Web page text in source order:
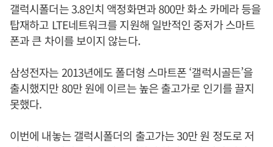
갤럭시폴더는 3.8인치 액정화면과 800만 화소 카메라 등을
탑재하고 LTE네트워크를 지원해 일반적인 중저가 스마트
폰과 큰 차이를 보이지 않는다.
삼성전자는 2013년에도 폴더형 스마트폰 ‘갤럭시골든’을
출시했지만 80만 원에 이르는 높은 출고가로 인기를 끌지
못했다.
이번에 내놓는 갤럭시폴더의 출고가는 30만 원 정도로 저